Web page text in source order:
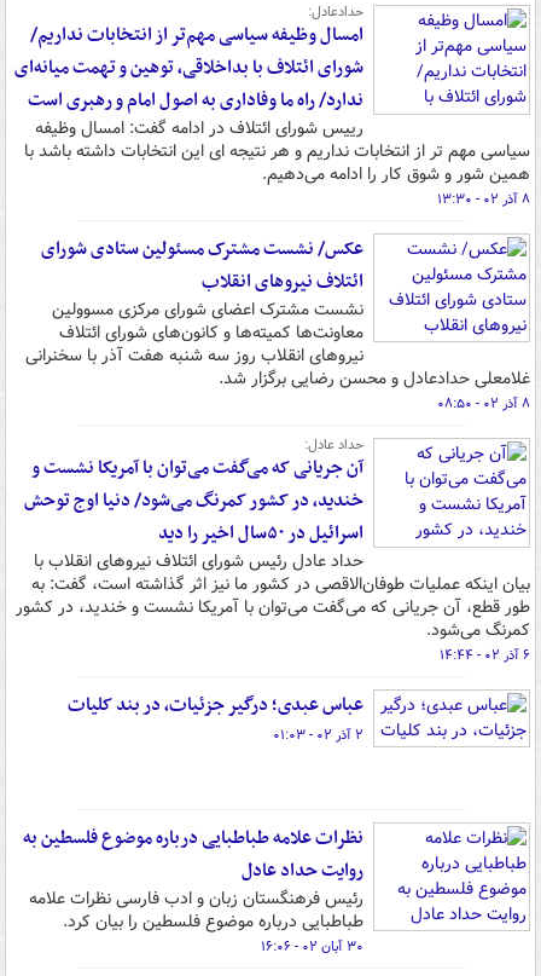
حدادعادل:
امسال وظیفه سیاسی مهم‌تر از انتخابات نداریم/
شورای ائتلاف با بداخلاقی، توهین و تهمت میانه‌ای
ندارد/ راه ما وفاداری به اصول امام و رهبری است
رییس شورای ائتلاف در ادامه گفت: امسال وظیفه
سیاسی مهم تر از انتخابات نداریم و هر نتیجه ای این انتخابات داشته باشد با
همین شور و شوق کار را ادامه می‌دهیم.
۸ آذر ۰۲ - ۱۳:۳۰
عکس/ نشست مشترک مسئولین ستادی شورای
ائتلاف نیروهای انقلاب
نشست مشترک اعضای شورای مرکزی مسوولین
معاونت‌ها کمیته‌ها و کانون‌های شورای ائتلاف
نیروهای انقلاب روز سه شنبه هفت آذر با سخنرانی
غلامعلی حدادعادل و محسن رضایی برگزار شد.
۸ آذر ۰۲ - ۰۸:۵۰
حداد عادل:
آن جریانی که می‌گفت می‌توان با آمریکا نشست و
خندید، در کشور کمرنگ می‌شود/ دنیا اوج توحش
اسرائیل در ۵۰سال اخیر را دید
حداد عادل رئیس شورای ائتلاف نیروهای انقلاب با
بیان اینکه عملیات طوفان‌الاقصی در کشور ما نیز اثر گذاشته است، گفت: به
طور قطع، آن جریانی که می‌گفت می‌توان با آمریکا نشست و خندید، در کشور
کمرنگ می‌شود.
۶ آذر ۰۲ - ۱۴:۴۴
عباس عبدی؛ درگیر جزئیات، در بند کلیات
۲ آذر ۰۲ - ۰۱:۰۳
نظرات علامه طباطبایی درباره موضوع فلسطین به
روایت حداد عادل
رئیس فرهنگستان زبان و ادب فارسی نظرات علامه
طباطبایی درباره موضوع فلسطین را بیان کرد.
۳۰ آبان ۰۲ - ۱۶:۰۶